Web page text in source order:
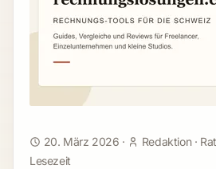
20. März 2026 · Redaktion·
Lesezeit